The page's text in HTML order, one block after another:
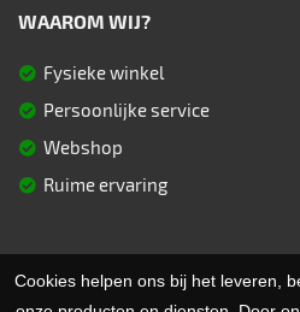
WAAROM WIJ?
Fysieke winkel
Persoonlijke service
Webshop
Ruime ervaring
© 2026 Fietsen Aster. Ondersteund
Uw fietsspecialist in Berlare
Cookies helpen ons bij het leveren,